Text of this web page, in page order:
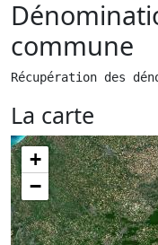
commune
Récupération des
La carte
+
−